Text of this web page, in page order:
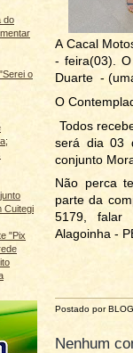
do
o
Cuitegi
"Pix
A Cacal
- feira(03).
Duarte -
O
Todos
será dia 03
conjunto
Não perca
parte da
5179, falar
Alagoinha -
Postado por
Nenhum